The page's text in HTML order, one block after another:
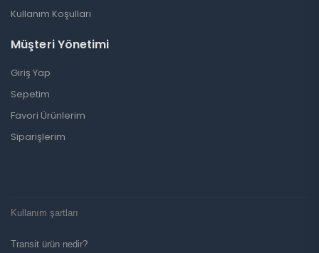
Kullanım Koşulları
Müşteri Yönetimi
Giriş Yap
Sepetim
Favori Ürünlerim
Siparişlerim
Kullanım şartları
Transit ürün nedir?